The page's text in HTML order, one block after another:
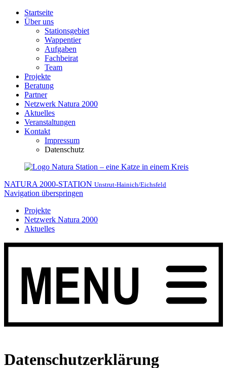
Startseite
Über uns
Stationsgebiet
Wappentier
Aufgaben
Fachbeirat
Team
Projekte
Beratung
Partner
Netzwerk Natura 2000
Aktuelles
Veranstaltungen
Kontakt
Impressum
Datenschutz
NATURA 2000-STATION Unstrut-Hainich/Eichsfeld
Navigation überspringen
Projekte
Netzwerk Natura 2000
Aktuelles
Datenschutzerklärung